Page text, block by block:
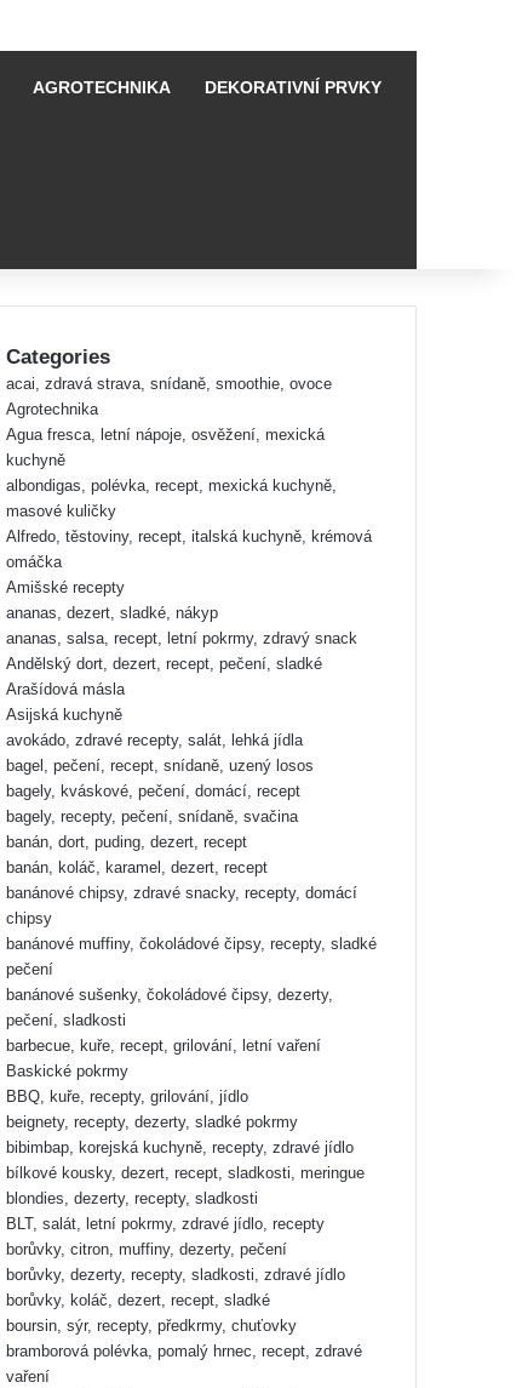
AGROTECHNIKA DEKORATIVNÍ PRVKY
Categories
acai, zdravá strava, snídaně, smoothie, ovoce
Agrotechnika
Agua fresca, letní nápoje, osvěžení, mexická
kuchyně
albondigas, polévka, recept, mexická kuchyně,
masové kuličky
Alfredo, těstoviny, recept, italská kuchyně, krémová
omáčka
Amišské recepty
ananas, dezert, sladké, nákyp
ananas, salsa, recept, letní pokrmy, zdravý snack
Andělský dort, dezert, recept, pečení, sladké
Arašídová másla
Asijská kuchyně
avokádo, zdravé recepty, salát, lehká jídla
bagel, pečení, recept, snídaně, uzený losos
bagely, kváskové, pečení, domácí, recept
bagely, recepty, pečení, snídaně, svačina
banán, dort, puding, dezert, recept
banán, koláč, karamel, dezert, recept
banánové chipsy, zdravé snacky, recepty, domácí
chipsy
banánové muffiny, čokoládové čipsy, recepty, sladké
pečení
banánové sušenky, čokoládové čipsy, dezerty,
pečení, sladkosti
barbecue, kuře, recept, grilování, letní vaření
Baskické pokrmy
BBQ, kuře, recepty, grilování, jídlo
beignety, recepty, dezerty, sladké pokrmy
bibimbap, korejská kuchyně, recepty, zdravé jídlo
bílkové kousky, dezert, recept, sladkosti, meringue
blondies, dezerty, recepty, sladkosti
BLT, salát, letní pokrmy, zdravé jídlo, recepty
borůvky, citron, muffiny, dezerty, pečení
borůvky, dezerty, recepty, sladkosti, zdravé jídlo
borůvky, koláč, dezert, recept, sladké
boursin, sýr, recepty, předkrmy, chuťovky
bramborová polévka, pomalý hrnec, recept, zdravé
vaření